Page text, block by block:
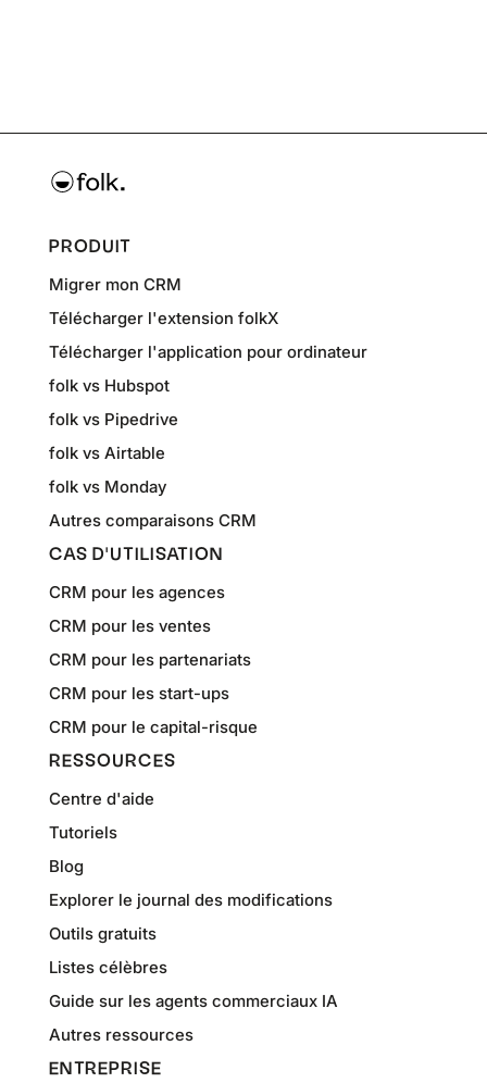
PRODUIT
Migrer mon CRM
Télécharger l'extension folkX
Télécharger l'application pour ordinateur
folk vs Hubspot
folk vs Pipedrive
folk vs Airtable
folk vs Monday
Autres comparaisons CRM
CAS D'UTILISATION
CRM pour les agences
CRM pour les ventes
CRM pour les partenariats
CRM pour les start-ups
CRM pour le capital-risque
RESSOURCES
Centre d'aide
Tutoriels
Blog
Explorer le journal des modifications
Outils gratuits
Listes célèbres
Guide sur les agents commerciaux IA
Autres ressources
ENTREPRISE